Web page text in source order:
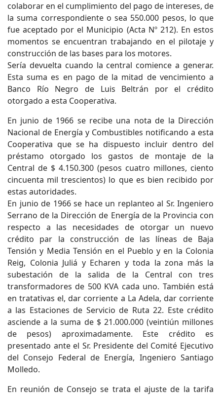
colaborar en el cumplimiento del pago de intereses, de
la suma correspondiente o sea 550.000 pesos, lo que
fue aceptado por el Municipio (Acta Nº 212). En estos
momentos se encuentran trabajando en el pilotaje y
construcción de las bases para los motores.
Sería devuelta cuando la central comience a generar.
Esta suma es en pago de la mitad de vencimiento a
Banco Río Negro de Luis Beltrán por el crédito
otorgado a esta Cooperativa.
En junio de 1966 se recibe una nota de la Dirección
Nacional de Energía y Combustibles notificando a esta
Cooperativa que se ha dispuesto incluir dentro del
préstamo otorgado los gastos de montaje de la
Central de $ 4.150.300 (pesos cuatro millones, ciento
cincuenta mil trescientos) lo que es bien recibido por
estas autoridades.
En junio de 1966 se hace un replanteo al Sr. Ingeniero
Serrano de la Dirección de Energía de la Provincia con
respecto a las necesidades de otorgar un nuevo
crédito par la construcción de las líneas de Baja
Tensión y Media Tensión en el Pueblo y en la Colonia
Reig, Colonia Juliá y Echaren y toda la zona más la
subestación de la salida de la Central con tres
transformadores de 500 KVA cada uno. También está
en tratativas el, dar corriente a La Adela, dar corriente
a las Estaciones de Servicio de Ruta 22. Este crédito
asciende a la suma de $ 21.000.000 (veintiún millones
de pesos) aproximadamente. Este crédito es
presentado ante el Sr. Presidente del Comité Ejecutivo
del Consejo Federal de Energía, Ingeniero Santiago
Molledo.
En reunión de Consejo se trata el ajuste de la tarifa